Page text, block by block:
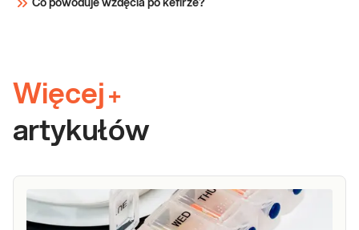
Co powoduje wzdęcia po kefirze?
Więcej +
artykułów